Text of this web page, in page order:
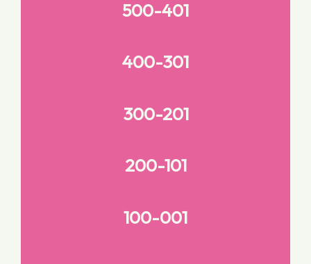
500-401
400-301
300-201
200-101
100-001